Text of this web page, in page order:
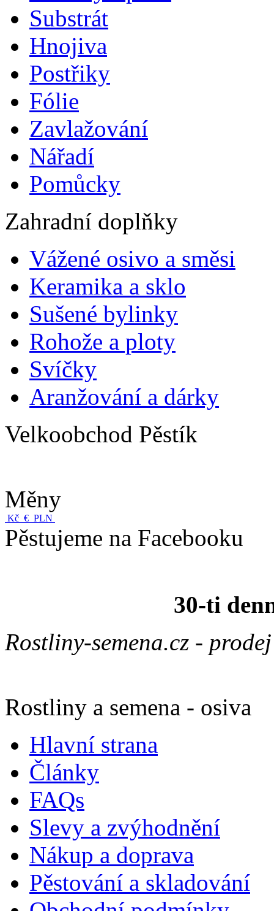
Substrát
Hnojiva
Postřiky
Fólie
Zavlažování
Nářadí
Pomůcky
Zahradní doplňky
Vážené osivo a směsi
Keramika a sklo
Sušené bylinky
Rohože a ploty
Svíčky
Aranžování a dárky
Velkoobchod Pěstík
Měny
Kč € PLN
Pěstujeme na Facebooku
30-ti
Rostliny-semena.cz -
Rostliny a semena - osiva
Hlavní strana
Články
FAQs
Slevy a zvýhodnění
Nákup a doprava
Pěstování a skladování